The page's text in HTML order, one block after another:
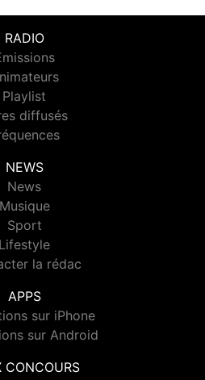
RADIO
Playlist
diffusés
NEWS
News
Musique
Sport
Lifestyle
la rédac
APPS
sur iPhone
sur Android
CONCOURS